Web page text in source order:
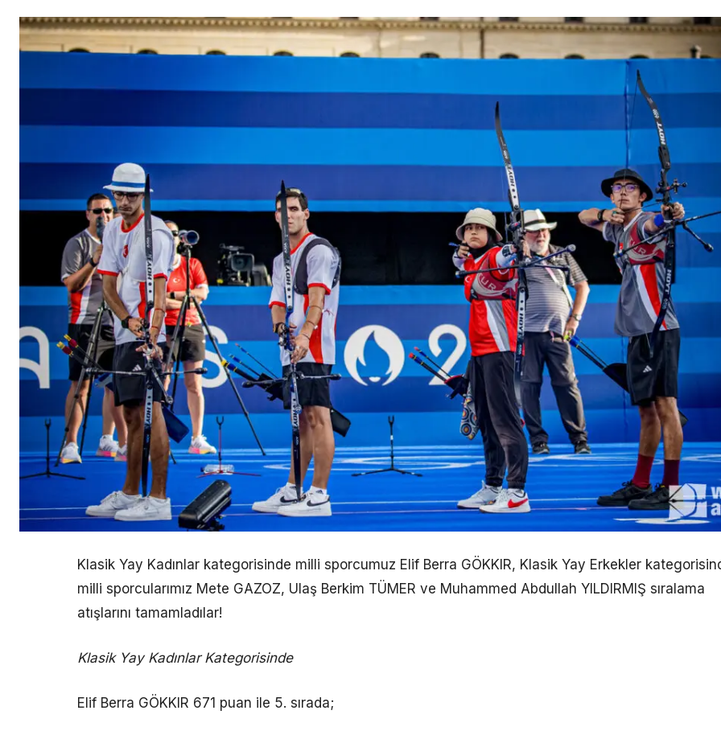
Klasik Yay Kadınlar kategorisinde milli sporcumuz Elif Berra GÖKKIR, Klasik Yay Erkekler
milli sporcularımız Mete GAZOZ, Ulaş Berkim TÜMER ve Muhammed Abdullah YILDIRMIŞ sıralama
atışlarını tamamladılar!
Klasik Yay Kadınlar Kategorisinde
Elif Berra GÖKKIR 671 puan ile 5. sırada;